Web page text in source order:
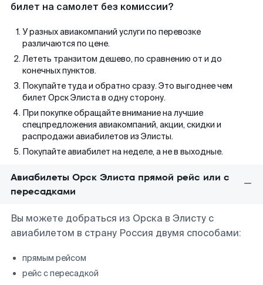
билет на самолет без комиссии?
У разных авиакомпаний услуги по перевозке
различаются по цене.
Лететь транзитом дешево, по сравнению от и до
конечных пунктов.
Покупайте туда и обратно сразу. Это выгоднее чем
билет Орск Элиста в одну сторону.
При покупке обращайте внимание на лучшие
спецпредложения авиакомпаний, акции, скидки и
распродажи авиабилетов из Элисты.
Покупайте авиабилет на неделе, а не в выходные.
Авиабилеты Орск Элиста прямой рейс или с
пересадками
Вы можете добраться из Орска в Элисту с
авиабилетом в страну Россия двумя способами:
прямым рейсом
рейс с пересадкой